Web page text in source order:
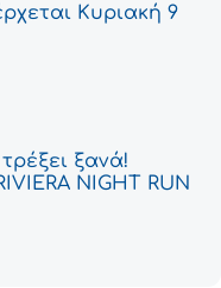
Κυριακή 9
ξανά!
NIGHT RUN